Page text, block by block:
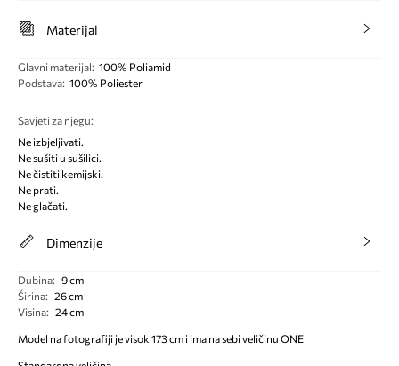
Materijal
Glavni materijal: 100% Poliamid
Podstava: 100% Poliester
Savjeti za njegu:
Ne izbjeljivati.
Ne sušiti u sušilici.
Ne čistiti kemijski.
Ne prati.
Ne glačati.
Dimenzije
Dubina: 9 cm
Širina: 26 cm
Visina: 24 cm
Model na fotografiji je visok 173 cm i ima na sebi veličinu ONE